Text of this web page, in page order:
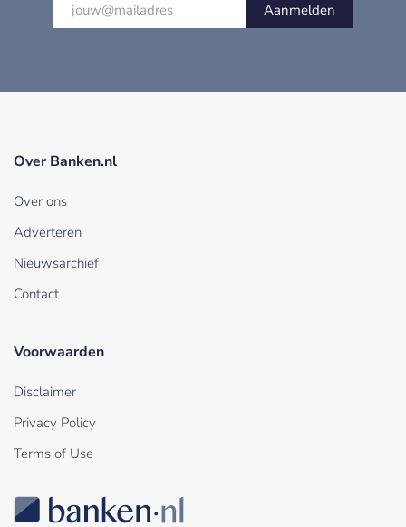
Aanmelden
Over Banken.nl
Over ons
Adverteren
Nieuwsarchief
Contact
Voorwaarden
Disclaimer
Privacy Policy
Terms of Use